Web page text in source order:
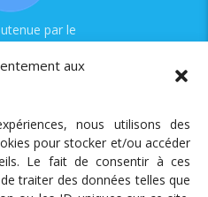
aux
nous utilisons des
pour stocker et/ou accéder
Le fait de consentir à ces
traiter des données telles que
par le